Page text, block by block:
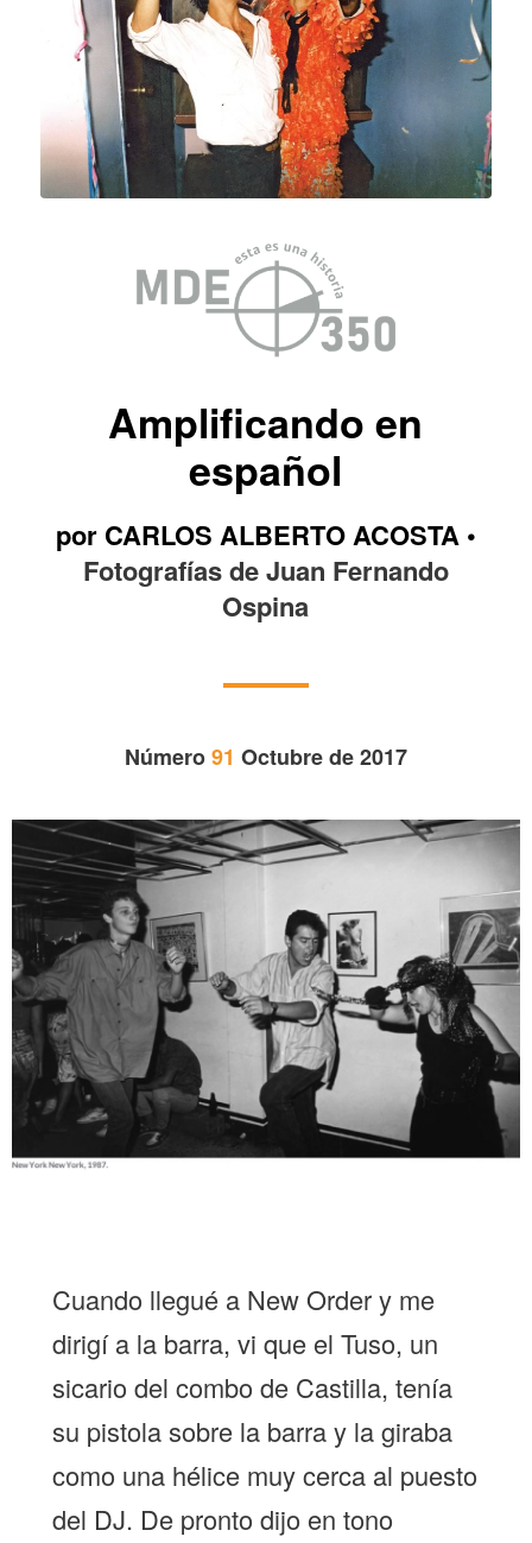
Amplificando en
español
por CARLOS ALBERTO ACOSTA •
Fotografías de Juan Fernando
Ospina
Número91 Octubre de 2017
Cuando llegué a New Order y me
dirigí a la barra, vi que el Tuso, un
sicario del combo de Castilla, tenía
su pistola sobre la barra y la giraba
como una hélice muy cerca al puesto
del DJ. De pronto dijo en tono